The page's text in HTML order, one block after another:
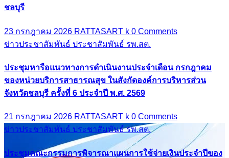
ชลบุรี
23 กรกฎาคม 2026 RATTASART k 0 Comments
ข่าวประชาสัมพันธ์ ประชาสัมพันธ์ รพ.สต.
ประชุมหารือแนวทางการดำเนินงานประจำเดือน กรกฎาคม
ของหน่วยบริการสาธารณสุข ในสังกัดองค์การบริหารส่วน
จังหวัดชลบุรี ครั้งที่ 6 ประจำปี พ.ศ. 2569
21 กรกฎาคม 2026 RATTASART k 0 Comments
ข่าวประชาสัมพันธ์ ประชาสัมพันธ์ รพ.สต.
ประชุมคณะกรรมการพิจารณาแผนการใช้จ่ายเงินประจำปีของ